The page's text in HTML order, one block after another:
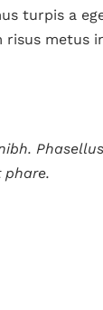
turpis a
risus metus
phare.